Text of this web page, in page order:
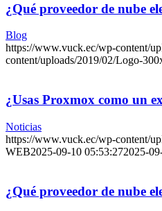
¿Qué proveedor de nube
Blog
https://www.vuck.ec/wp-content/
content/uploads/2019/02/Logo-
¿Usas Proxmox como un
Noticias
https://www.vuck.ec/wp-content/
WEB2025-09-10 05:53:272025-
¿Qué proveedor de nube